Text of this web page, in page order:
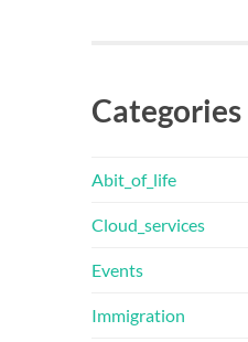
Categories
Abit_of_life
Cloud_services
Events
Immigration